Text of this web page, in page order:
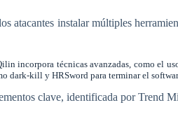
atacantes instalar múltiples
incorpora técnicas avanzadas, como el
dark-kill y HRSword para terminar el
clave, identificada por Trend